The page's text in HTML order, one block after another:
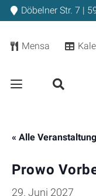
Döbelner Str. 7 |
Mensa
« Alle
Prowo
29. Juni 2027